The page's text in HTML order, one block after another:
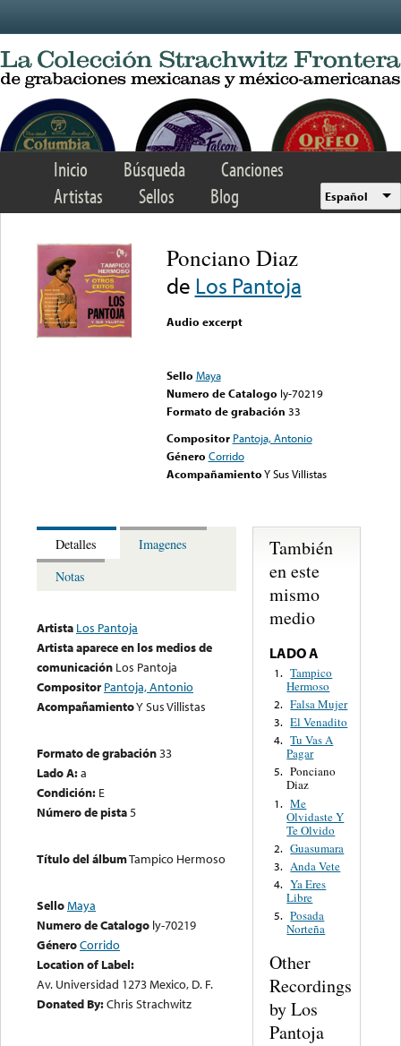
Inicio Búsqueda
Canciones
Artistas
Sellos Blog Español
Ponciano Diaz
de Los Pantoja
Audio excerpt
Sello Maya
Numero de Catalogo ly-70219
Formato de grabación 33
Compositor Pantoja, Antonio
Género Corrido
AcompañamientoY Sus Villistas
Detalles
Imagenes
Notas
Artista Los Pantoja
Artista aparece en los medios de
comunicación Los Pantoja
Compositor Pantoja, Antonio
AcompañamientoY Sus Villistas
Formato de grabación33
Lado A:a
Condición: E
Número de pista5
Título del álbumTampico Hermoso
SelloMaya
Numero de Catalogo ly-70219
GéneroCorrido
Location of Label:
Av. Universidad 1273 Mexico, D. F.
Donated By:Chris Strachwitz
También
en este
mismo
medio
LADO A
1. Tampico
Hermoso
2. Falsa Mujer
3. El Venadito
4. Tu Vas A
Pagar
5. Ponciano
Diaz
1. Me
Olvidaste Y
Te Olvido
2. Guasumara
3. Anda Vete
4. Ya Eres
Libre
5. Posada
Norteña
Other
Recordings
by Los
Pantoja